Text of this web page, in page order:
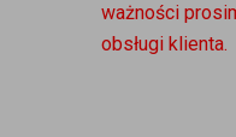
ważności
obsługi klienta.